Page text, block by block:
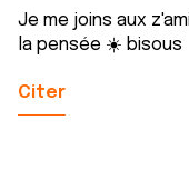
Je me joins aux
la pensée ☀️ bisous
Citer